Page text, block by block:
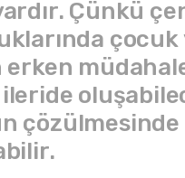
Çünkü
çocuk
erken